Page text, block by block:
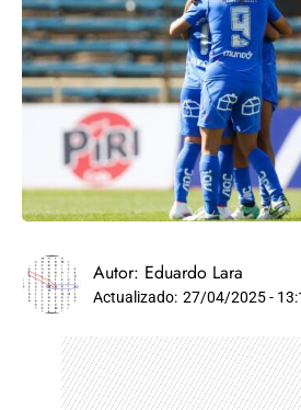
Autor: Eduardo Lara
Actualizado: 27/04/2025 -